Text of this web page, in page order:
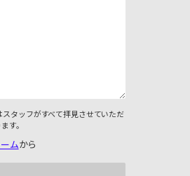
タッフがすべて拝見させていただ
す。
ムから